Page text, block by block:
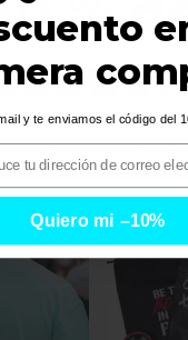
y te enviamos el código del
Quiero mi –10%